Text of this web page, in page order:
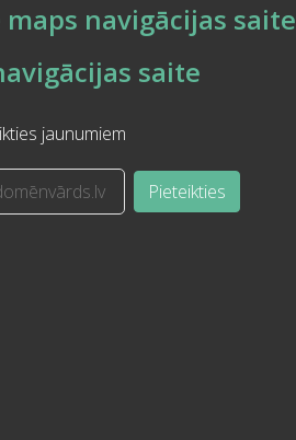
maps navigācijas saite
saite
jaunumiem
Pieteikties